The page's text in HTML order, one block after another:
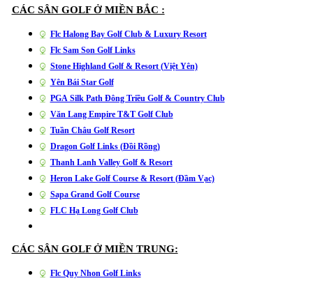
CÁC SÂN GOLF Ở MIỀN BẮC :
Flc Halong Bay Golf Club & Luxury Resort
Flc Sam Son Golf Links
Stone Highland Golf & Resort (Việt Yên)
Yên Bái Star Golf
PGA Silk Path Đông Triều Golf & Country Club
Văn Lang Empire T&T Golf Club
Tuần Châu Golf Resort
Dragon Golf Links (Đồi Rồng)
Thanh Lanh Valley Golf & Resort
Heron Lake Golf Course & Resort (Đầm Vạc)
Sapa Grand Golf Course
FLC Hạ Long Golf Club
CÁC SÂN GOLF Ở MIỀN TRUNG:
Flc Quy Nhon Golf Links